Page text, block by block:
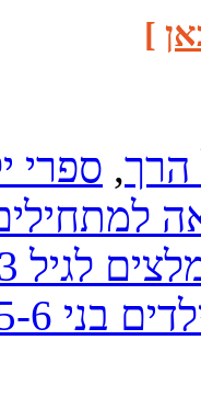
]
הרך, ספרי
לגיל 3
בני 5-6